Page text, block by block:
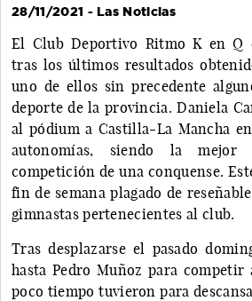
28/11/2021 - Las Noticias
El Club Deportivo Ritmo K en Q
tras los últimos resultados
uno de ellos sin precedente
deporte de la provincia. Daniela
al pódium a Castilla-La Mancha
autonomías, siendo la mejor
competición de una conquense.
fin de semana plagado de
gimnastas pertenecientes al club.
Tras desplazarse el pasado
hasta Pedro Muñoz para
poco tiempo tuvieron para